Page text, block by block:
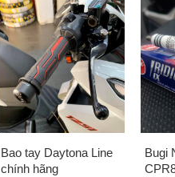
Bao tay Daytona Line
chính hãng
Bugi